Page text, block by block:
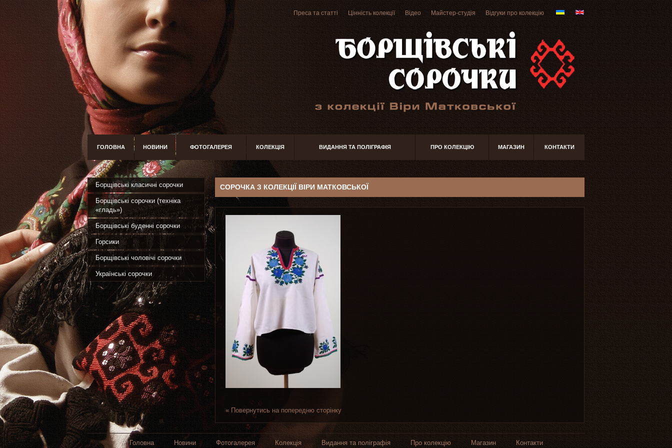
Преса та статті Цінність колекції Відео Майстер-студія Відгуки про колекцію
ГОЛОВНА НОВИНИ ФОТОГАЛЕРЕЯ КОЛЕКЦІЯ ВИДАННЯ ТА ПОЛІГРАФІЯ ПРО КОЛЕКЦІЮ МАГАЗИН КОНТАКТИ
Борщівські класичні сорочки
Борщівські сорочки (техніка
«гладь»)
Борщівські буденні сорочки
Горсики
Борщівські чоловічі сорочки
Українські сорочки
СОРОЧКА З КОЛЕКЦІЇ ВІРИ МАТКОВСЬКОЇ
« Повернутись на попередню сторінку
Головна Новини Фотогалерея Колекція Видання та поліграфія Про колекцію Магазин Контакти